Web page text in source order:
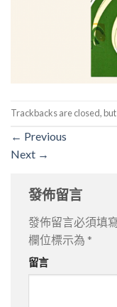
Trackbacks are closed,
← Previous
Next →
發佈留言
發佈留言必須填
欄位標示為 *
留言